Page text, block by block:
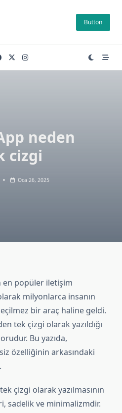
Button
neden
cizgi
Oca 26, 2025
en popüler iletişim
milyonlarca insanın
bir araç haline geldi.
tek çizgi olarak yazıldığı
Bu yazıda,
özelliğinin arkasındaki
çizgi olarak yazılmasının
sadelik ve minimalizmdir.